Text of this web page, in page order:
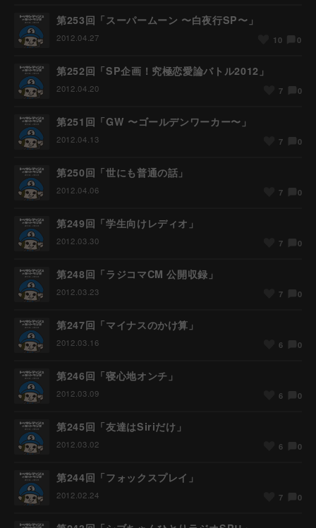
第253回「スーパームーン 〜白夜行SP〜」
2012.04.27 10 0
第252回「SP企画！究極恋愛論バトル2012」
2012.04.20 7 0
第251回「GW 〜ゴールデンワーカー〜」
2012.04.13 7 0
第250回「世にも普通の話」
2012.04.06 7 0
第249回「学生向けレディオ」
2012.03.30 7 0
第248回「ラジコマCM 公開収録」
2012.03.23 7 0
第247回「マイナスのかけ算」
2012.03.16 6 0
第246回「寝心地オンチ」
2012.03.09 6 0
第245回「友達はSiriだけ」
2012.03.02 6 0
第244回「フォックスプレイ」
2012.02.24 7 0